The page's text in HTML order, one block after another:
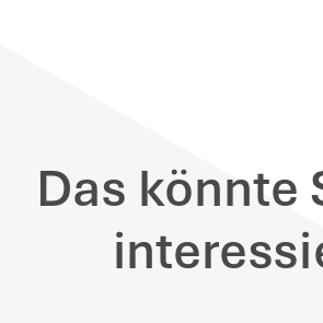
Aufgabenbild eines
entsprechend zu
Erreichen der
Weiterbeschäftigung